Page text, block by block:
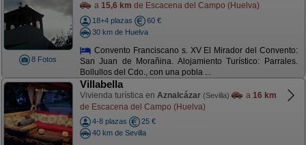
8 Fotos
a 15,6 km de Escacena del Campo (Huelva)
18+4 plazas
60 €
30 km de Huelva
Convento Franciscano s. XV El Mirador del Convento:
San Juan de Morañina. Alojamiento Turístico: Parrales.
Bollullos del Cdo., con una pobla ...
Villabella
Vivienda turística en Aznalcázar (Sevilla) a 16 km
de Escacena del Campo (Huelva)
4-8 plazas
25 €
40 km de Sevilla